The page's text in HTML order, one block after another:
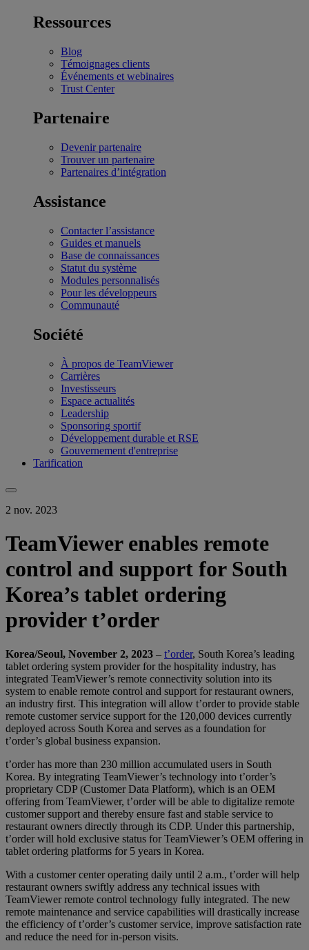
Ressources
Blog
Témoignages clients
Événements et webinaires
Trust Center
Partenaire
Devenir partenaire
Trouver un partenaire
Partenaires d’intégration
Assistance
Contacter l’assistance
Guides et manuels
Base de connaissances
Statut du système
Modules personnalisés
Pour les développeurs
Communauté
Société
À propos de TeamViewer
Carrières
Investisseurs
Espace actualités
Leadership
Sponsoring sportif
Développement durable et RSE
Gouvernement d'entreprise
Tarification
2 nov. 2023
TeamViewer enables remote
control and support for South
Korea’s tablet ordering
provider t’order
Korea/Seoul, November 2, 2023 – t’order, South Korea’s leading
tablet ordering system provider for the hospitality industry, has
integrated TeamViewer’s remote connectivity solution into its
system to enable remote control and support for restaurant owners,
an industry first. This integration will allow t’order to provide stable
remote customer service support for the 120,000 devices currently
deployed across South Korea and serves as a foundation for
t’order’s global business expansion.
t’order has more than 230 million accumulated users in South
Korea. By integrating TeamViewer’s technology into t’order’s
proprietary CDP (Customer Data Platform), which is an OEM
offering from TeamViewer, t’order will be able to digitalize remote
customer support and thereby ensure fast and stable service to
restaurant owners directly through its CDP. Under this partnership,
t’order will hold exclusive status for TeamViewer’s OEM offering in
tablet ordering platforms for 5 years in Korea.
With a customer center operating daily until 2 a.m., t’order will help
restaurant owners swiftly address any technical issues with
TeamViewer remote control technology fully integrated. The new
remote maintenance and service capabilities will drastically increase
the efficiency of t’order’s customer service, improve satisfaction rate
and reduce the need for in-person visits.